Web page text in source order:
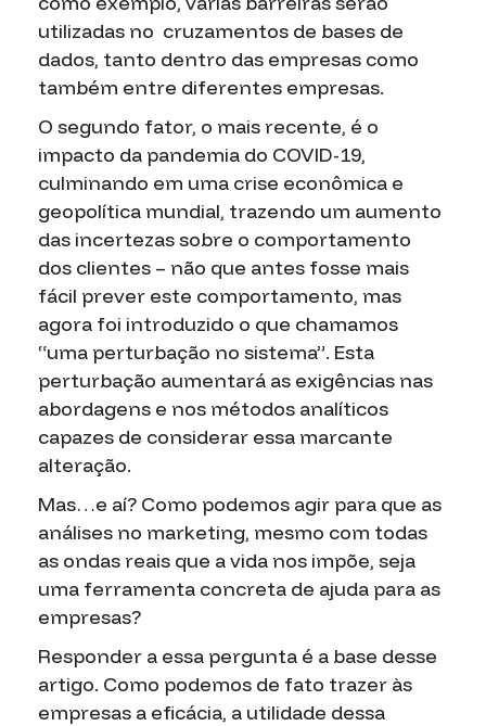
utilizadas no cruzamentos de bases de
dados, tanto dentro das empresas como
também entre diferentes empresas.
O segundo fator, o mais recente, é o
impacto da pandemia do COVID-19,
culminando em uma crise econômica e
geopolítica mundial, trazendo um aumento
das incertezas sobre o comportamento
dos clientes – não que antes fosse mais
fácil prever este comportamento, mas
agora foi introduzido o que chamamos
“uma perturbação no sistema”. Esta
perturbação aumentará as exigências nas
abordagens e nos métodos analíticos
capazes de considerar essa marcante
alteração.
Mas…e aí? Como podemos agir para que as
análises no marketing, mesmo com todas
as ondas reais que a vida nos impõe, seja
uma ferramenta concreta de ajuda para as
empresas?
Responder a essa pergunta é a base desse
artigo. Como podemos de fato trazer às
empresas a eficácia, a utilidade dessa